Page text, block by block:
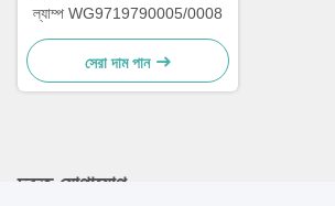
ল্যাম্প WG9719790005/0008
সেরা দাম পান
দ্রুত যোগাযোগ